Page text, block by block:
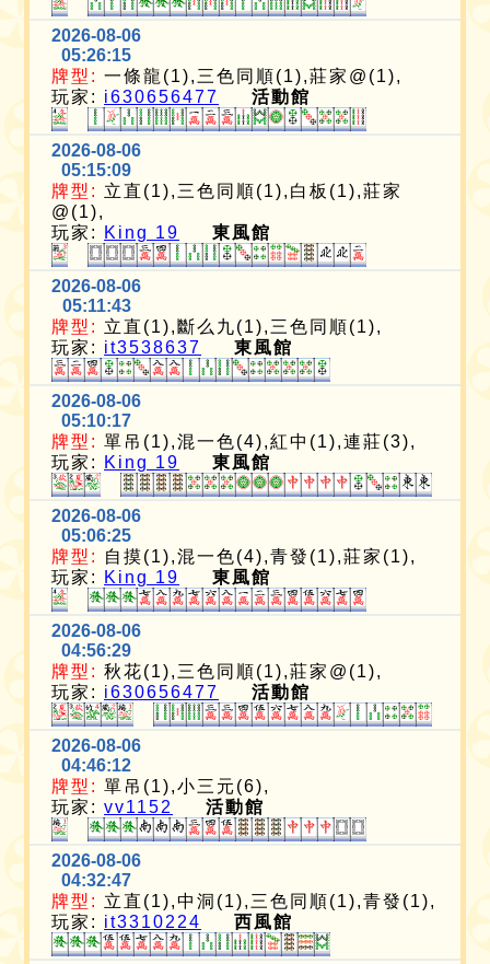
2026-08-06
05:26:15
牌型: 一條龍(1),三色同順(1),莊家@(1),
玩家: i630656477 活動館
2026-08-06
05:15:09
牌型: 立直(1),三色同順(1),白板(1),莊家
@(1),
玩家:
King 19 東風館
2026-08-06
05:11:43
牌型: 立直(1),斷么九(1),三色同順(1),
玩家: it3538637 東風館
2026-08-06
05:10:17
牌型: 單吊(1),混一色(4),紅中(1),連莊(3),
玩家:
King 19 東風館
2026-08-06
05:06:25
牌型:
自摸(1),混一色(4),青發(1),莊家(1),
玩家:
King 19 東風館
2026-08-06
04:56:29
牌型: 秋花(1),三色同順(1),莊家@(1),
玩家: i630656477 活動館
2026-08-06
04:46:12
牌型: 單吊(1),小三元(6),
玩家:vv1152 活動館
2026-08-06
04:32:47
牌型: 立直(1),中洞(1),三色同順(1),青發(1),
玩家: it3310224 西風館